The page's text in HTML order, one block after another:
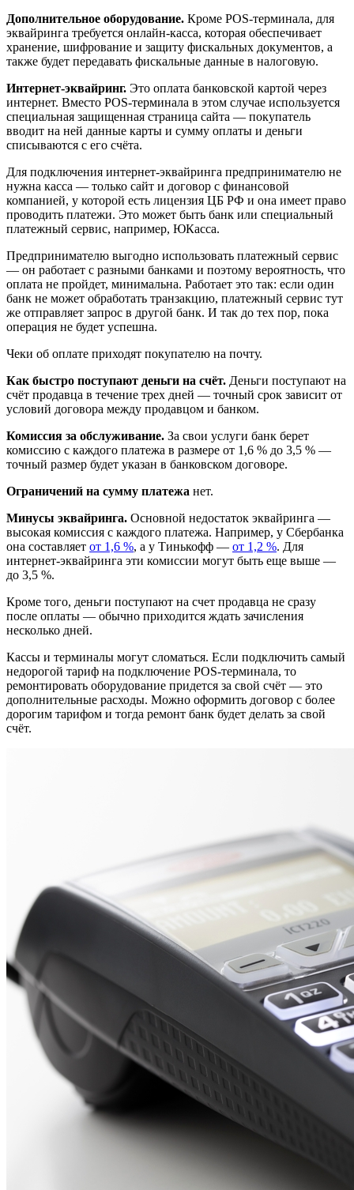
Дополнительное оборудование. Кроме POS-терминала, для
эквайринга требуется онлайн-касса, которая обеспечивает
хранение, шифрование и защиту фискальных документов, а
также будет передавать фискальные данные в налоговую.
Интернет-эквайринг. Это оплата банковской картой через
интернет. Вместо POS-терминала в этом случае используется
специальная защищенная страница сайта — покупатель
вводит на ней данные карты и сумму оплаты и деньги
списываются с его счёта.
Для подключения интернет-эквайринга предпринимателю не
нужна касса — только сайт и договор с финансовой
компанией, у которой есть лицензия ЦБ РФ и она имеет право
проводить платежи. Это может быть банк или специальный
платежный сервис, например, ЮКасса.
Предпринимателю выгодно использовать платежный сервис
— он работает с разными банками и поэтому вероятность, что
оплата не пройдет, минимальна. Работает это так: если один
банк не может обработать транзакцию, платежный сервис тут
же отправляет запрос в другой банк. И так до тех пор, пока
операция не будет успешна.
Чеки об оплате приходят покупателю на почту.
Как быстро поступают деньги на счёт. Деньги поступают на
счёт продавца в течение трех дней — точный срок зависит от
условий договора между продавцом и банком.
Комиссия за обслуживание. За свои услуги банк берет
комиссию с каждого платежа в размере от 1,6 % до 3,5 % —
точный размер будет указан в банковском договоре.
Ограничений на сумму платежа нет.
Минусы эквайринга. Основной недостаток эквайринга —
высокая комиссия с каждого платежа. Например, у Сбербанка
она составляет от 1,6 %, а у Тинькофф — от 1,2 %. Для
интернет-эквайринга эти комиссии могут быть еще выше —
до 3,5 %.
Кроме того, деньги поступают на счет продавца не сразу
после оплаты — обычно приходится ждать зачисления
несколько дней.
Кассы и терминалы могут сломаться. Если подключить самый
недорогой тариф на подключение POS-терминала, то
ремонтировать оборудование придется за свой счёт — это
дополнительные расходы. Можно оформить договор с более
дорогим тарифом и тогда ремонт банк будет делать за свой
счёт.